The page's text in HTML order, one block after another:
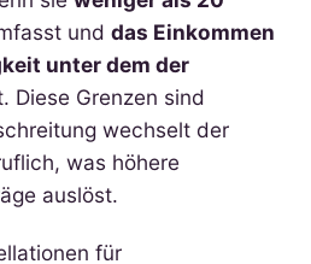
und das Einkommen
unter dem der
Diese Grenzen sind
wechselt der
was höhere
auslöst.
für